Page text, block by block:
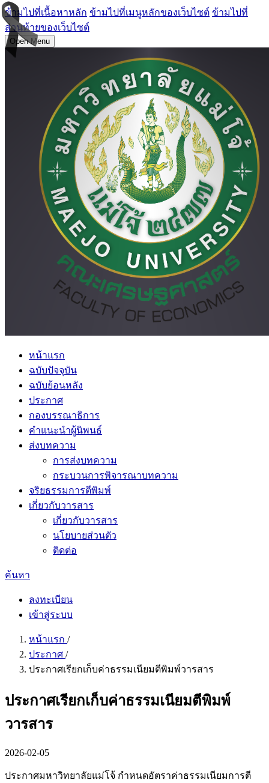
ข้ามไปที่เนื้อหาหลัก ข้ามไปที่เมนูหลักของเว็บไซต์ ข้ามไปที่
ส่วนท้ายของเว็บไซต์
Open Menu
หน้าแรก
ฉบับปัจจุบัน
ฉบับย้อนหลัง
ประกาศ
กองบรรณาธิการ
คำแนะนำผู้นิพนธ์
ส่งบทความ
การส่งบทความ
กระบวนการพิจารณาบทความ
จริยธรรมการตีพิมพ์
เกี่ยวกับวารสาร
เกี่ยวกับวารสาร
นโยบายส่วนตัว
ติดต่อ
ค้นหา
ลงทะเบียน
เข้าสู่ระบบ
หน้าแรก /
ประกาศ /
ประกาศเรียกเก็บค่าธรรมเนียมตีพิมพ์วารสาร
ประกาศเรียกเก็บค่าธรรมเนียมตีพิมพ์
วารสาร
2026-02-05
ประกาศมหาวิทยาลัยแม่โจ้ กำหนดอัตราค่าธรรมเนียมการตี